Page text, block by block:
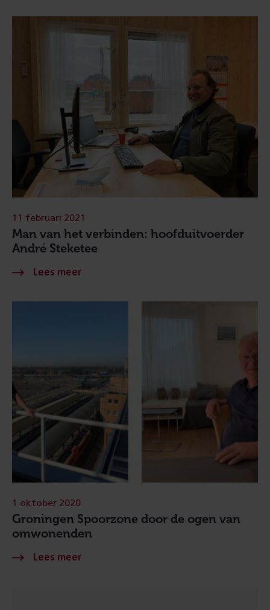
Man van het verbinden: hoofduitvoerder
André Steketee
11 februari 2021
Groningen Spoorzone door de ogen van
omwonenden
1 oktober 2020